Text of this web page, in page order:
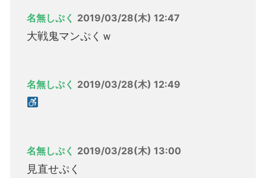
名無しぷく 2019/03/28(木) 12:47
大戦鬼マンぷくｗ
名無しぷく 2019/03/28(木) 12:49
名無しぷく 2019/03/28(木) 13:00
見直せぷく